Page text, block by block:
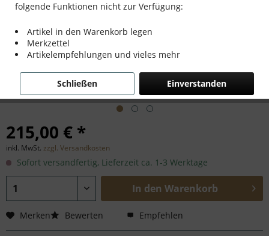
215,00 € *
inkl. MwSt. zzgl. Versandkosten
Sofort versandfertig, Lieferzeit ca. 1-3 Werktage
In den Warenkorb
Merken Bewerten Empfehlen
folgende Funktionen nicht zur Verfügung:
Artikel in den Warenkorb legen
Merkzettel
Artikelempfehlungen und vieles mehr
Einverstanden
Schließen